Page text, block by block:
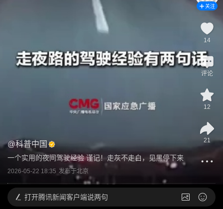
@科普中国
一个实用的夜间驾驶经验 谨记！走灰不走白，见黑停下来
2026-05-22 18:35 发布于北京
关注
14
评论
12
21
打开腾讯新闻客户端说两句